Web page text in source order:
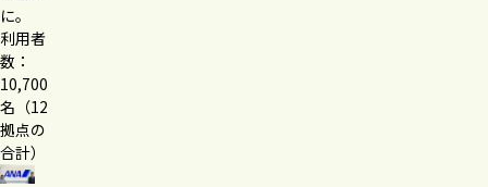
に。
利用者
数：
10,700
名（12
拠点の
合計）